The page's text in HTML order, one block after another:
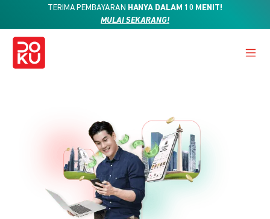
TERIMA PEMBAYARAN HANYA DALAM 10 MENIT!
MULAI SEKARANG!